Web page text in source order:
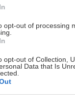
opt-out of processing
opt-out of Collection,
Data that Is
usporiadanie
je dôležitá
dôvodu
dosiahnutie